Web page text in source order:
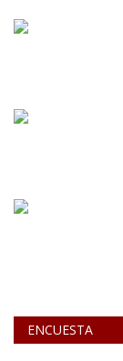
ENCUESTA